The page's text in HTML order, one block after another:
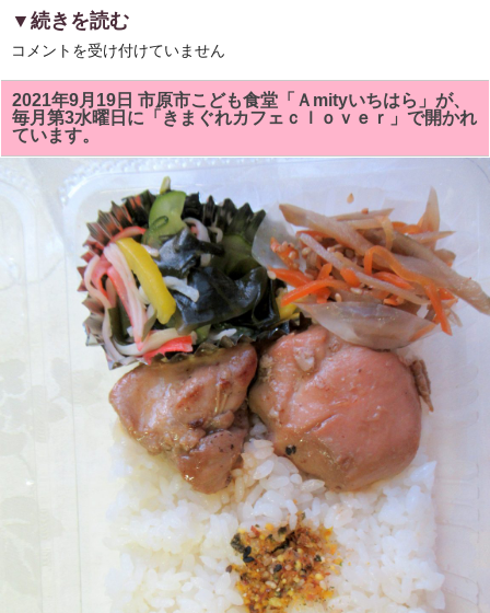
▼続きを読む
Goi
市、
夕
市
で
市
原
リ
コメントを受け付けていません
2021年9月19日 市原市こども食堂「Ａmityいちはら」が、
毎月第3水曜日に「きまぐれカフェｃｌｏｖｅｒ」で開かれ
ています。